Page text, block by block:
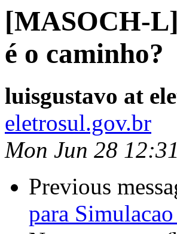
[MASOCH-
é o caminho?
luisgustavo at
eletrosul.gov.br
Mon Jun 28
Previous
para